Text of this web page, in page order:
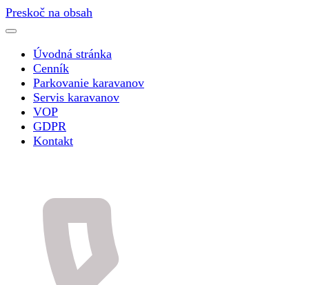
Preskoč na obsah
Úvodná stránka
Cenník
Parkovanie karavanov
Servis karavanov
VOP
GDPR
Kontakt